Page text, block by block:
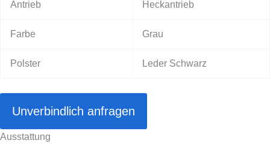
Antrieb Heckantrieb
Farbe Grau
Polster Leder Schwarz
Unverbindlich anfragen
Ausstattung